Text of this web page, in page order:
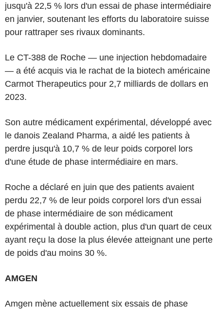
jusqu'à 22,5 % lors d'un essai de phase intermédiaire
en janvier, soutenant les efforts du laboratoire suisse
pour rattraper ses rivaux dominants.
Le CT-388 de Roche — une injection hebdomadaire
— a été acquis via le rachat de la biotech américaine
Carmot Therapeutics pour 2,7 milliards de dollars en
2023.
Son autre médicament expérimental, développé avec
le danois Zealand Pharma, a aidé les patients à
perdre jusqu'à 10,7 % de leur poids corporel lors
d'une étude de phase intermédiaire en mars.
Roche a déclaré en juin que des patients avaient
perdu 22,7 % de leur poids corporel lors d'un essai
de phase intermédiaire de son médicament
expérimental à double action, plus d'un quart de ceux
ayant reçu la dose la plus élevée atteignant une perte
de poids d'au moins 30 %.
AMGEN
Amgen mène actuellement six essais de phase